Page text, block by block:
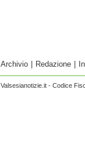
Archivio Redazione
- Codice